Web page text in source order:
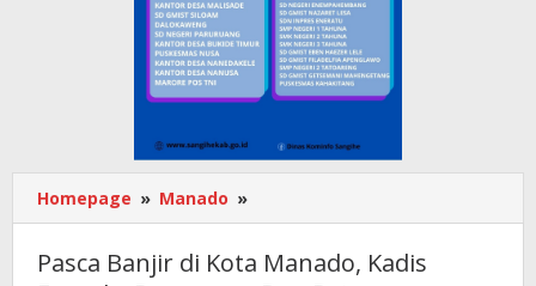
Homepage » Manado »
Banjir
Kota
Pasca Banjir di Kota Manado, Kadis